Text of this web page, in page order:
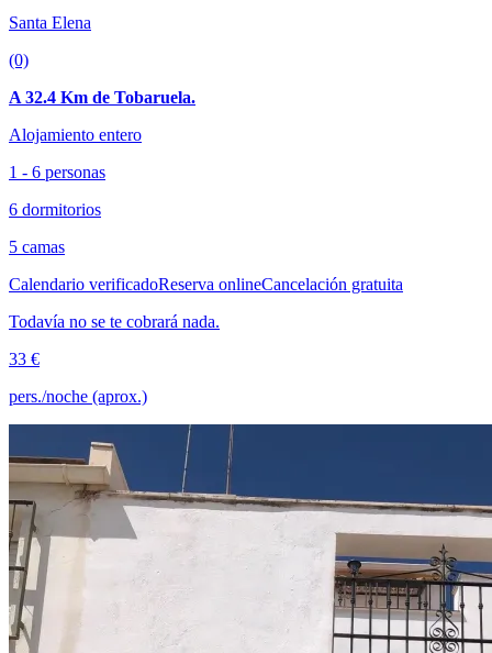
Santa Elena
(0)
A 32.4 Km de Tobaruela.
Alojamiento entero
1 - 6 personas
6 dormitorios
5 camas
Calendario verificadoReserva onlineCancelación gratuita
Todavía no se te cobrará nada.
33 €
pers./noche (aprox.)